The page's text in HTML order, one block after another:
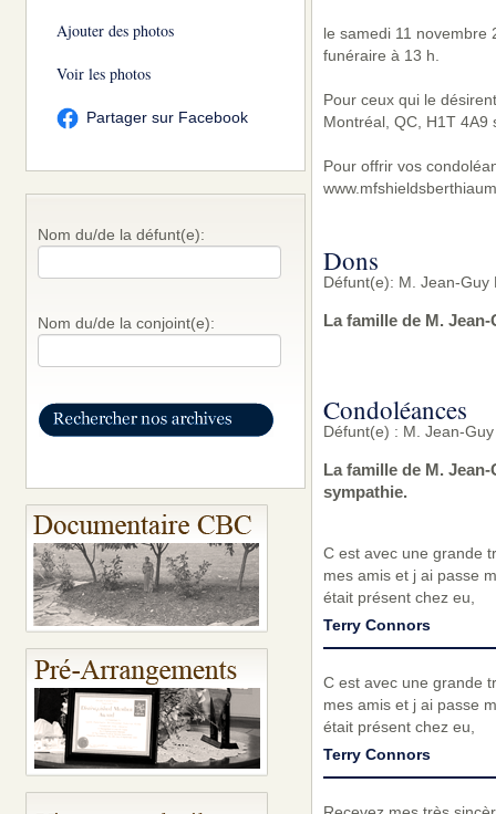
Ajouter des photos
Voir les photos
Partager sur Facebook
Nom du/de la défunt(e):
Nom du/de la conjoint(e):
le samedi 11 novembre
funéraire à 13 h.
Pour ceux qui le
Montréal, QC, H1T 4A9
Pour offrir vos
Dons
Défunt(e): M. Jean-Guy
La famille de M.
Condoléances
Défunt(e) : M. Jean-
La famille de M.
sympathie.
C est avec une grande
mes amis et j ai passe
était présent chez eu,
Terry Connors
C est avec une grande
mes amis et j ai passe
était présent chez eu,
Terry Connors